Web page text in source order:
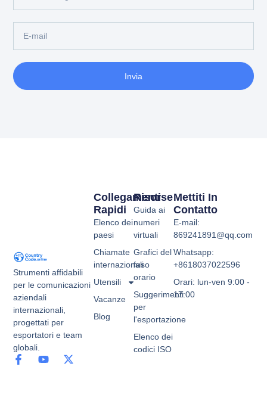
Invia
Strumenti affidabili
per le comunicazioni
aziendali
internazionali,
progettati per
esportatori e team
globali.
Risorse
Guida ai
numeri
virtuali
Grafici del
fuso
orario
Suggerimenti
per
l'esportazione
Elenco dei
codici ISO
Collegamenti
Rapidi
Elenco dei
paesi
Chiamate
internazionali
Utensili
Vacanze
Blog
Mettiti In
Contatto
E-mail:
869241891@qq.com
Whatsapp:
+8618037022596
Orari: lun-ven 9:00 -
17:00